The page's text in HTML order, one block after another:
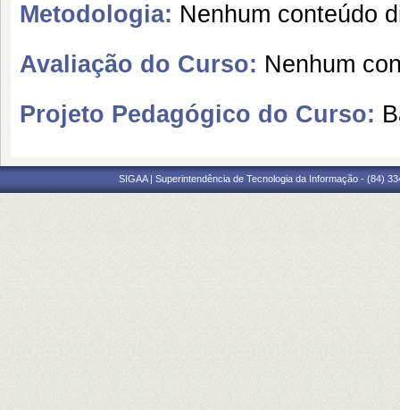
Metodologia: Nenhum conteúdo
Avaliação do Curso: Nenhum
Projeto Pedagógico do Curso:
SIGAA | Superintendência de Tecnologia da Informação - (84)